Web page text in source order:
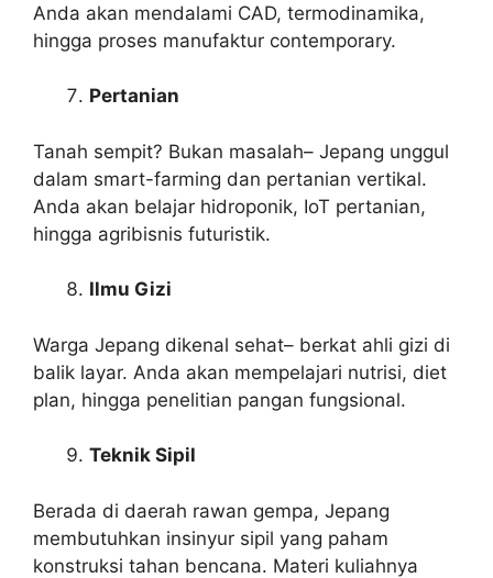
Anda akan mendalami CAD, termodinamika,
hingga proses manufaktur contemporary.
Pertanian
Tanah sempit? Bukan masalah– Jepang unggul
dalam smart-farming dan pertanian vertikal.
Anda akan belajar hidroponik, IoT pertanian,
hingga agribisnis futuristik.
Ilmu Gizi
Warga Jepang dikenal sehat– berkat ahli gizi di
balik layar. Anda akan mempelajari nutrisi, diet
plan, hingga penelitian pangan fungsional.
Teknik Sipil
Berada di daerah rawan gempa, Jepang
membutuhkan insinyur sipil yang paham
konstruksi tahan bencana. Materi kuliahnya